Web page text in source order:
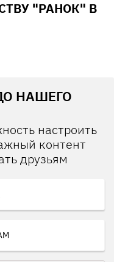
"РАНОК" В
НАШЕГО
настроить
контент
друзьям